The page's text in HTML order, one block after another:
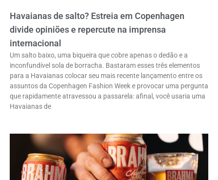
Havaianas de salto? Estreia em Copenhagen
divide opiniões e repercute na imprensa
internacional
Um salto baixo, uma biqueira que cobre apenas o dedão e a
inconfundível sola de borracha. Bastaram esses três elementos
para a Havaianas colocar seu mais recente lançamento entre os
assuntos da Copenhagen Fashion Week e provocar uma pergunta
que rapidamente atravessou a passarela: afinal, você usaria uma
Havaianas de